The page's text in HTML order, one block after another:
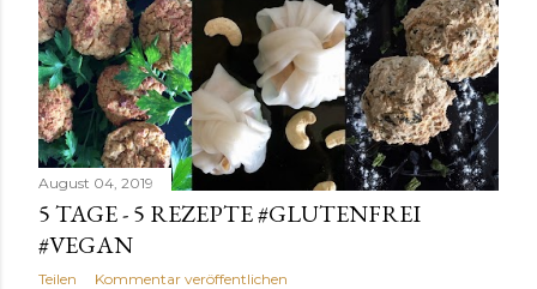
August 04, 2019
5 TAGE - 5 REZEPTE #GLUTENFREI
#VEGAN
Teilen Kommentar veröffentlichen